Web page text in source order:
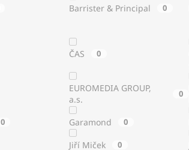
Barrister & Principal 0
ČAS 0
EUROMEDIA GROUP,
a.s.
0
0 Garamond 0
Jiří Miček 0